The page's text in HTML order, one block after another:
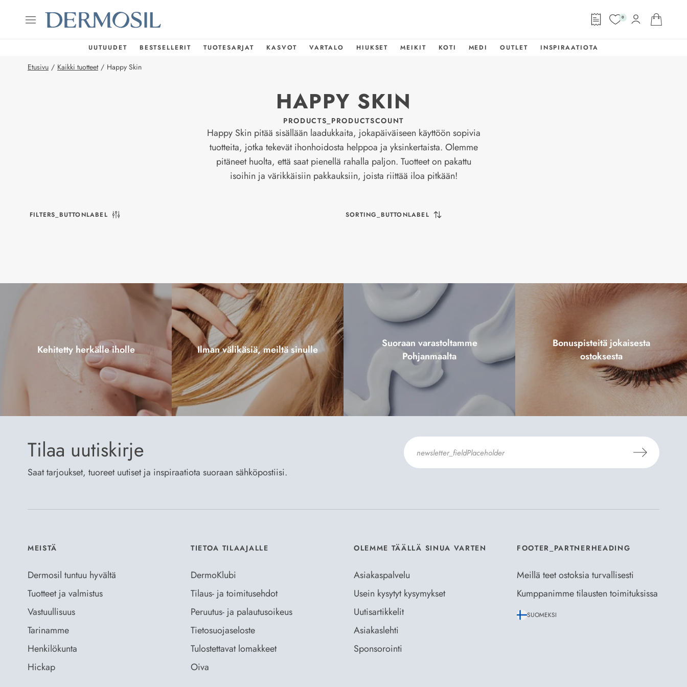
0
UUTUUDET BESTSELLERIT TUOTESARJAT KASVOT VARTALO HIUKSET MEIKIT KOTI MEDI OUTLET INSPIRAATIOTA
Etusivu / Kaikki tuotteet / Happy Skin
HAPPY SKIN
PRODUCTS_PRODUCTSCOUNT
Happy Skin pitää sisällään laadukkaita, jokapäiväiseen käyttöön sopivia
tuotteita, jotka tekevät ihonhoidosta helppoa ja yksinkertaista. Olemme
pitäneet huolta, että saat pienellä rahalla paljon. Tuotteet on pakattu
isoihin ja värikkäisiin pakkauksiin, joista riittää iloa pitkään!
FILTERS_BUTTONLABEL SORTING_BUTTONLABEL
Kehitetty herkälle iholle Ilman välikäsiä, meiltä sinulle
Suoraan varastoltamme
Pohjanmaalta
Bonuspisteitä jokaisesta
ostoksesta
Tilaa uutiskirje
Saat tarjoukset, tuoreet uutiset ja inspiraatiota suoraan sähköpostiisi.
MEISTÄ
Dermosil tuntuu hyvältä
Tuotteet ja valmistus
Vastuullisuus
Tarinamme
Henkilökunta
Hickap
TIETOA TILAAJALLE
DermoKlubi
Tilaus- ja toimitusehdot
Peruutus- ja palautusoikeus
Tietosuojaseloste
Tulostettavat lomakkeet
Oiva
OLEMME TÄÄLLÄ SINUA VARTEN
Asiakaspalvelu
Usein kysytyt kysymykset
Uutisartikkelit
Asiakaslehti
Sponsorointi
FOOTER_PARTNERHEADING
Meillä teet ostoksia turvallisesti
Kumppanimme tilausten toimituksissa
SUOMEKSI